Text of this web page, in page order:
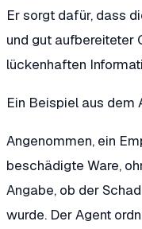
Er sorgt dafür, dass
und gut aufbereiteter
lückenhaften
Ein Beispiel aus dem
Angenommen, ein
beschädigte Ware,
Angabe, ob der
wurde. Der Agent